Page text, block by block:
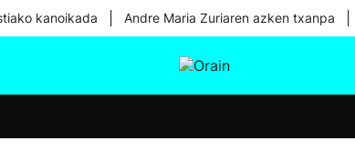
kanoikada Andre Maria Zuriaren azken txanpa